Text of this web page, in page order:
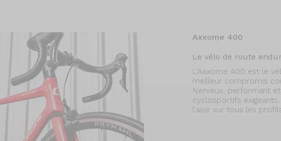
Axxome 400
Le vélo de route
L'Axxome 400 est le
meilleur compromis
Nerveux, performant
cyclosportifs
l'aise sur tous les